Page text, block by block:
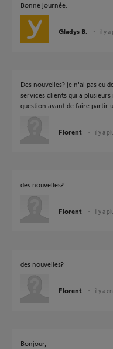
Bonne journée.
Gladys B. il y a
Des nouvelles? je n'ai pas eu
services clients qui a
question avant de faire partir
Florent il y a
des nouvelles?
Florent il y a
des nouvelles?
Florent il y a
Bonjour,